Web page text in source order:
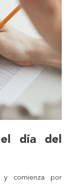
el día del
y comienza por